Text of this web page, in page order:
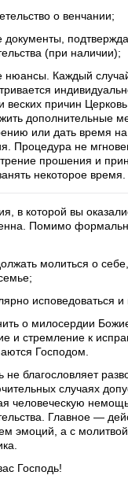
о венчании;
(при наличии);
нюансы. Каждый
веских причин
дополнительные
или дать время
Процедура не
прошения и
некоторое время.
в которой вы
Помимо
молиться о себе,
исповедоваться и
о милосердии
и стремление к
Господом.
не благословляет
случаях
человеческую
Главное —
эмоций, а с
Господь!